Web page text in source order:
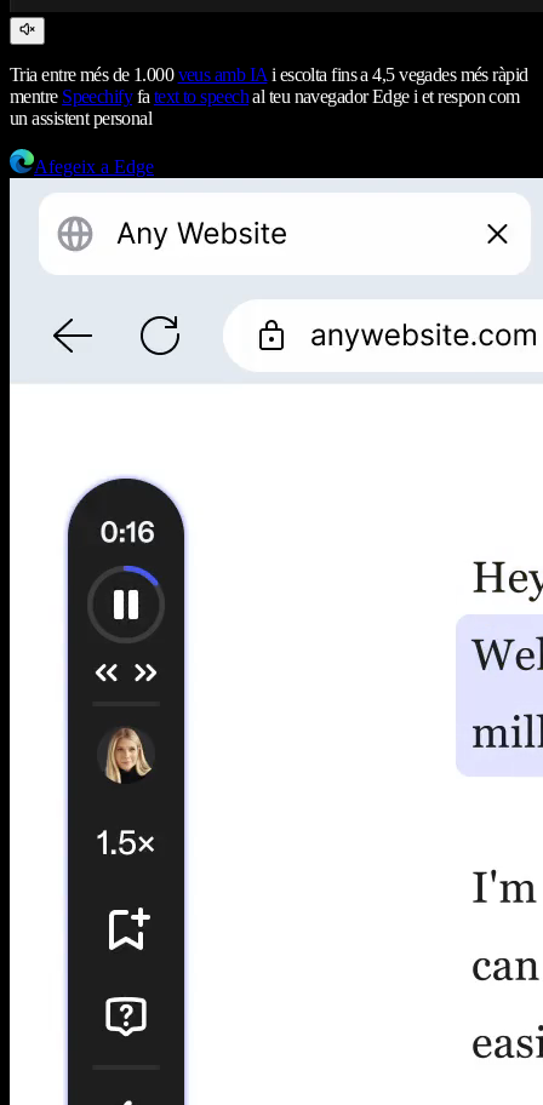
Tria entre més de 1.000veus amb IA i escolta fins a 4,5 vegades més ràpid
mentre Speechifyfa text to speechal teu navegador Edge i et respon com
un assistent personal
Afegeix a Edge